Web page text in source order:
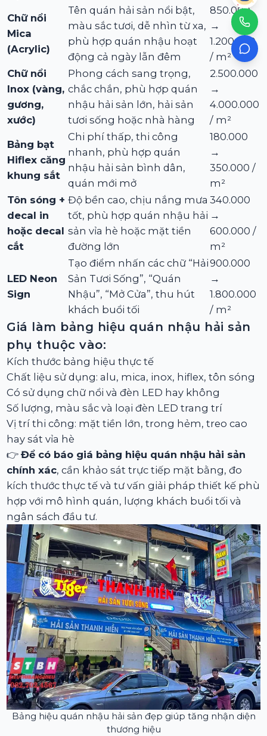
Chữ nổi
Mica
(Acrylic)
Tên quán hải sản nổi bật,
màu sắc tươi, dễ nhìn từ xa,
phù hợp quán nhậu hoạt
động cả ngày lẫn đêm
850.000
→
1.200.000
/ m²
Chữ nổi
Inox (vàng,
gương,
xước)
Phong cách sang trọng,
chắc chắn, phù hợp quán
nhậu hải sản lớn, hải sản
tươi sống hoặc nhà hàng
2.500.000
→
4.000.000
/ m²
Bảng bạt
Hiflex căng
khung sắt
Chi phí thấp, thi công
nhanh, phù hợp quán
nhậu hải sản bình dân,
quán mới mở
180.000
→
350.000 /
m²
Tôn sóng +
decal in
hoặc decal
cắt
Độ bền cao, chịu nắng mưa
tốt, phù hợp quán nhậu hải
sản vỉa hè hoặc mặt tiền
đường lớn
340.000
→
600.000 /
m²
LED Neon
Sign
Tạo điểm nhấn các chữ “Hải
Sản Tươi Sống”, “Quán
Nhậu”, “Mở Cửa”, thu hút
khách buổi tối
900.000
→
1.800.000
/ m²
Giá làm bảng hiệu quán nhậu hải sản
phụ thuộc vào:
Kích thước bảng hiệu thực tế
Chất liệu sử dụng: alu, mica, inox, hiflex, tôn sóng
Có sử dụng chữ nổi và đèn LED hay không
Số lượng, màu sắc và loại đèn LED trang trí
Vị trí thi công: mặt tiền lớn, trong hẻm, treo cao
hay sát vỉa hè
👉Để có báo giá bảng hiệu quán nhậu hải sản
chính xác, cần khảo sát trực tiếp mặt bằng, đo
kích thước thực tế và tư vấn giải pháp thiết kế phù
hợp với mô hình quán, lượng khách buổi tối và
ngân sách đầu tư.
Bảng hiệu quán nhậu hải sản đẹp giúp tăng nhận diện
thương hiệu